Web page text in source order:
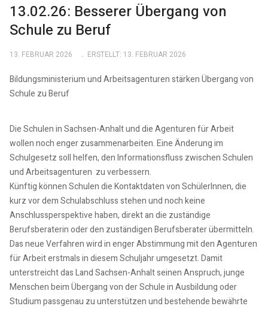
13.02.26: Besserer Übergang von
Schule zu Beruf
13. FEBRUAR 2026 ERSTELLT: 13. FEBRUAR 2026
Bildungsministerium und Arbeitsagenturen stärken Übergang von
Schule zu Beruf
Die Schulen in Sachsen-Anhalt und die Agenturen für Arbeit
wollen noch enger zusammenarbeiten. Eine Änderung im
Schulgesetz soll helfen, den Informationsfluss zwischen Schulen
und Arbeitsagenturen zu verbessern.
Künftig können Schulen die Kontaktdaten von SchülerInnen, die
kurz vor dem Schulabschluss stehen und noch keine
Anschlussperspektive haben, direkt an die zuständige
Berufsberaterin oder den zuständigen Berufsberater übermitteln.
Das neue Verfahren wird in enger Abstimmung mit den Agenturen
für Arbeit erstmals in diesem Schuljahr umgesetzt. Damit
unterstreicht das Land Sachsen-Anhalt seinen Anspruch, junge
Menschen beim Übergang von der Schule in Ausbildung oder
Studium passgenau zu unterstützen und bestehende bewährte